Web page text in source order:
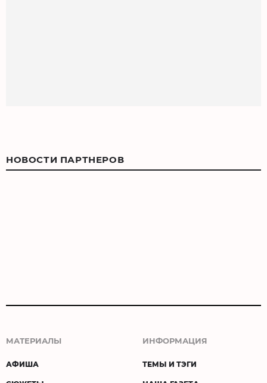
НОВОСТИ ПАРТНЕРОВ
МАТЕРИАЛЫ
АФИША
ИНФОРМАЦИЯ
ТЕМЫ И ТЭГИ